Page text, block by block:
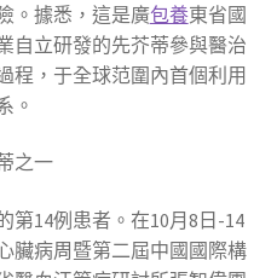
。據悉，這是廣包養東省國
自立研發的先芥蒂參與醫治
程，于全球范圍內首個利用
。
之一
第14例患者。在10月8日-14
臟病周暨第二屆中國國際構